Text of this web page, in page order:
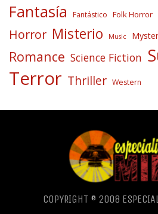
Fantasía Fantástico Folk Horror
Horror Misterio Music
Romance Science Fiction
Terror Thriller Western
COPYRIGHT ® 2008